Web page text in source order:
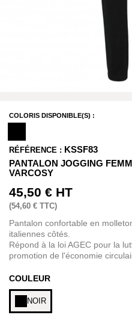
COLORIS DISPONIBLE(S) :
RÉFÉRENCE : KSSF83
PANTALON JOGGING
VARCOSY
45,50 € HT
(54,60 € TTC)
Pantalon confortable en
italiennes côtés.
Répond à la loi AGEC pour la
promotion de l'économie
COULEUR
NOIR